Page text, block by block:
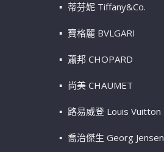
蒂芬妮 Tiffany&Co.
寶格麗 BVLGARI
蕭邦 CHOPARD
尚美 CHAUMET
路易威登 Louis Vuitton
喬治傑生 Georg Jensen